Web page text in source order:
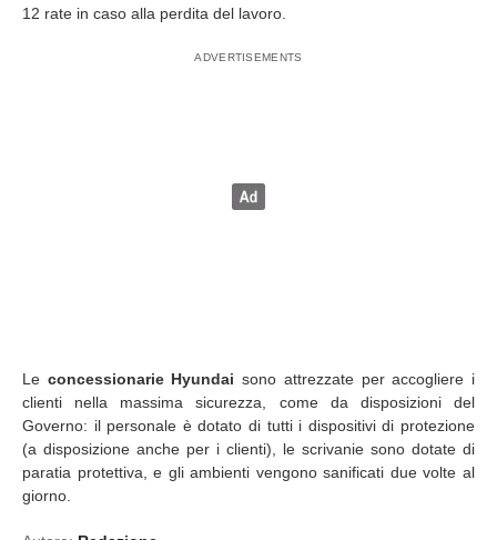
12 rate in caso alla perdita del lavoro.
Le concessionarie Hyundai sono attrezzate per accogliere i
clienti nella massima sicurezza, come da disposizioni del
Governo: il personale è dotato di tutti i dispositivi di protezione
(a disposizione anche per i clienti), le scrivanie sono dotate di
paratia protettiva, e gli ambienti vengono sanificati due volte al
giorno.